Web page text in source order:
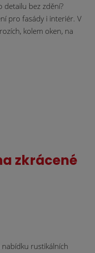
detailu bez zdění?
pro fasády i interiér. V
kolem oken, na
zkrácené
rustikálních